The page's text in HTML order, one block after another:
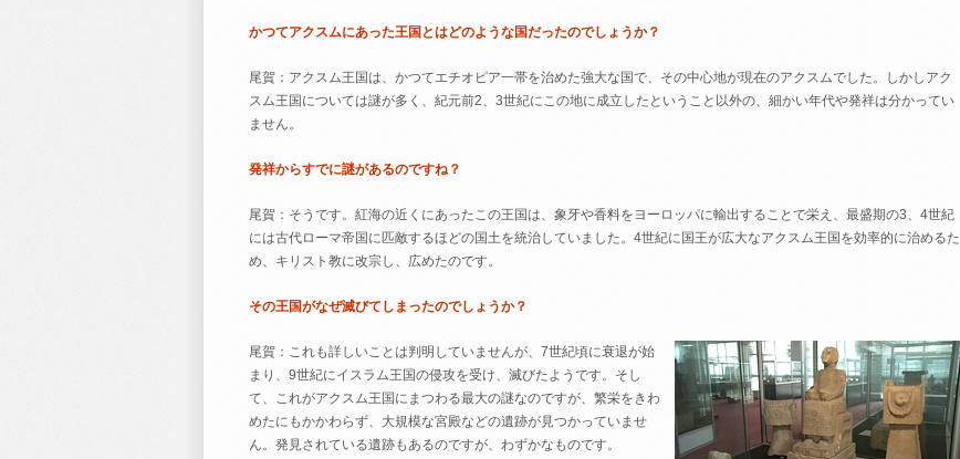
かつてアクスムにあった王国とはどのような国だったのでしょうか？
尾賀：アクスム王国は、かつてエチオピア一帯を治めた強大な国で、その中心地が現在のアクスムでした。しかしアク
スム王国については謎が多く、紀元前2、3世紀にこの地に成立したということ以外の、細かい年代や発祥は分かってい
ません。
発祥からすでに謎があるのですね？
尾賀：そうです。紅海の近くにあったこの王国は、象牙や香料をヨーロッパに輸出することで栄え、最盛期の3、4世紀
には古代ローマ帝国に匹敵するほどの国土を統治していました。4世紀に国王が広大なアクスム王国を効率的に治めるた
め、キリスト教に改宗し、広めたのです。
その王国がなぜ滅びてしまったのでしょうか？
尾賀：これも詳しいことは判明していませんが、7世紀頃に衰退が始
まり、9世紀にイスラム王国の侵攻を受け、滅びたようです。そし
て、これがアクスム王国にまつわる最大の謎なのですが、繁栄をきわ
めたにもかかわらず、大規模な宮殿などの遺跡が見つかっていませ
ん。発見されている遺跡もあるのですが、わずかなものです。